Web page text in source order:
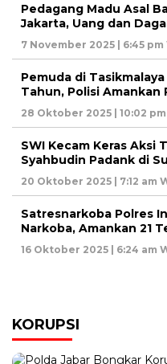
Pedagang Madu Asal
Jakarta, Uang dan
7 November 2025 | 6:45 pm
Pemuda di
Tahun, Polisi Amankan
28 Oktober 2025 | 10:02
SWI Kecam Keras Aksi
Syahbudin Padank di
20 Oktober 2025 | 7:12 am
Satresnarkoba Polres
Narkoba, Amankan 21
16 Oktober 2025 | 6:24 am
KORUPSI